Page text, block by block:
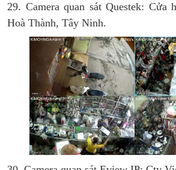
29. Camera quan sát Questek: Cửa
Hoà Thành, Tây Ninh.